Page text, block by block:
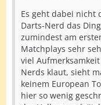
Es geht dabei nicht
Darts-Nerd das
zumindest am
Matchplays sehr
viel
Nerds klaut, sieht
keinem European
hier so wenig